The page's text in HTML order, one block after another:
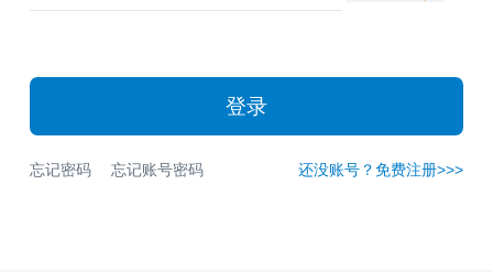
登录
忘记密码 忘记账号密码 还没账号？免费注册>>>